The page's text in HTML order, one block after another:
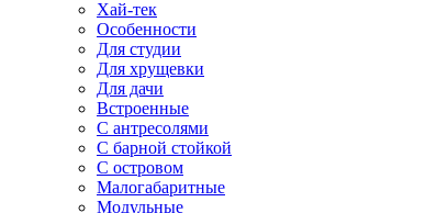
Хай-тек
Особенности
Для студии
Для хрущевки
Для дачи
Встроенные
С антресолями
С барной стойкой
С островом
Малогабаритные
Модульные